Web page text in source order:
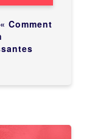
Comment